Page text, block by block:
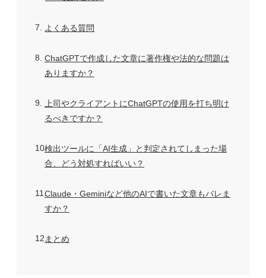
7 よくある質問
8 ChatGPTで作成した文章に著作権や法的な問題は
ありますか？
9 上司やクライアントにChatGPTの使用を打ち明け
るべきですか？
10検出ツールに「AI生成」と判定されてしまった場
合、どう対処すればいい？
11Claude・Geminiなど他のAIで書いた文章もバレま
すか？
12まとめ